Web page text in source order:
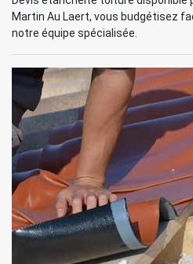
Martin Au Laert, vous budgétisez
notre équipe spécialisée.